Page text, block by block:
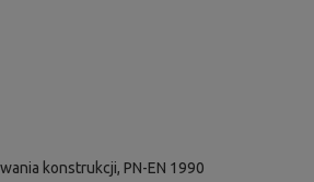
konstrukcji, PN-EN 1990